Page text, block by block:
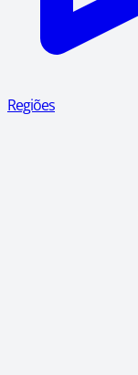
Regiões